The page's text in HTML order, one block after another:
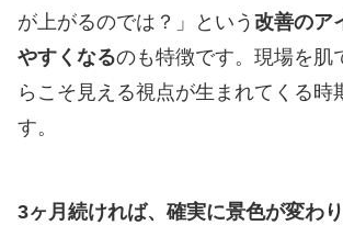
が上がるのでは？」という 改善のア
やすくなるのも特徴です。現場を肌
らこそ見える視点が生まれてくる時
す。
3ヶ月続ければ、確実に景色が変わり